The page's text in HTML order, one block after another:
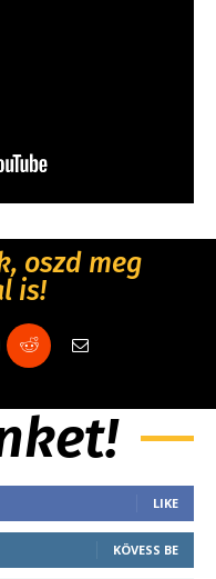
oszd meg
is!
LIKE
KÖVESS BE